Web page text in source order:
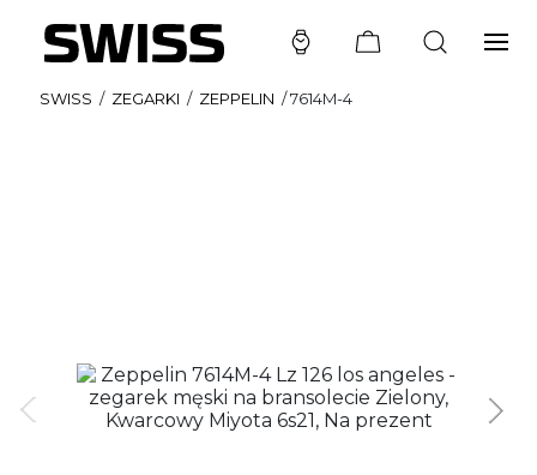
SWISS / ZEGARKI / ZEPPELIN /7614M-4